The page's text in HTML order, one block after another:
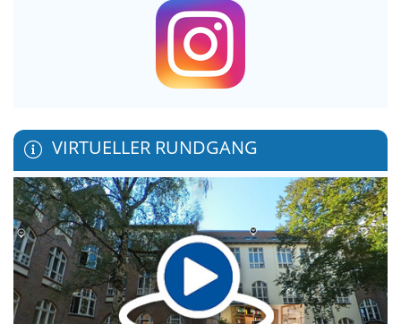
VIRTUELLER RUNDGANG